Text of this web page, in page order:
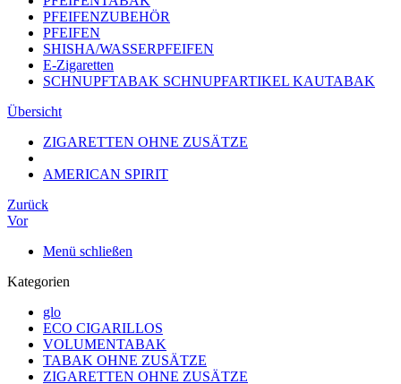
PFEIFENZUBEHÖR
PFEIFEN
SHISHA/WASSERPFEIFEN
E-Zigaretten
SCHNUPFTABAK SCHNUPFARTIKEL KAUTABAK
Übersicht
ZIGARETTEN OHNE ZUSÄTZE
AMERICAN SPIRIT
Zurück
Vor
Menü schließen
Kategorien
glo
ECO CIGARILLOS
VOLUMENTABAK
TABAK OHNE ZUSÄTZE
ZIGARETTEN OHNE ZUSÄTZE